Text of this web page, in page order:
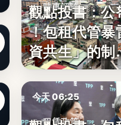
時事評論
文字
觀點投書：公
！包租代管暴
資共生」的
今天 06:25
租賃政策